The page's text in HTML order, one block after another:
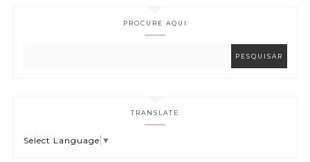
PROCURE AQUI
TRANSLATE
Select Language ▼